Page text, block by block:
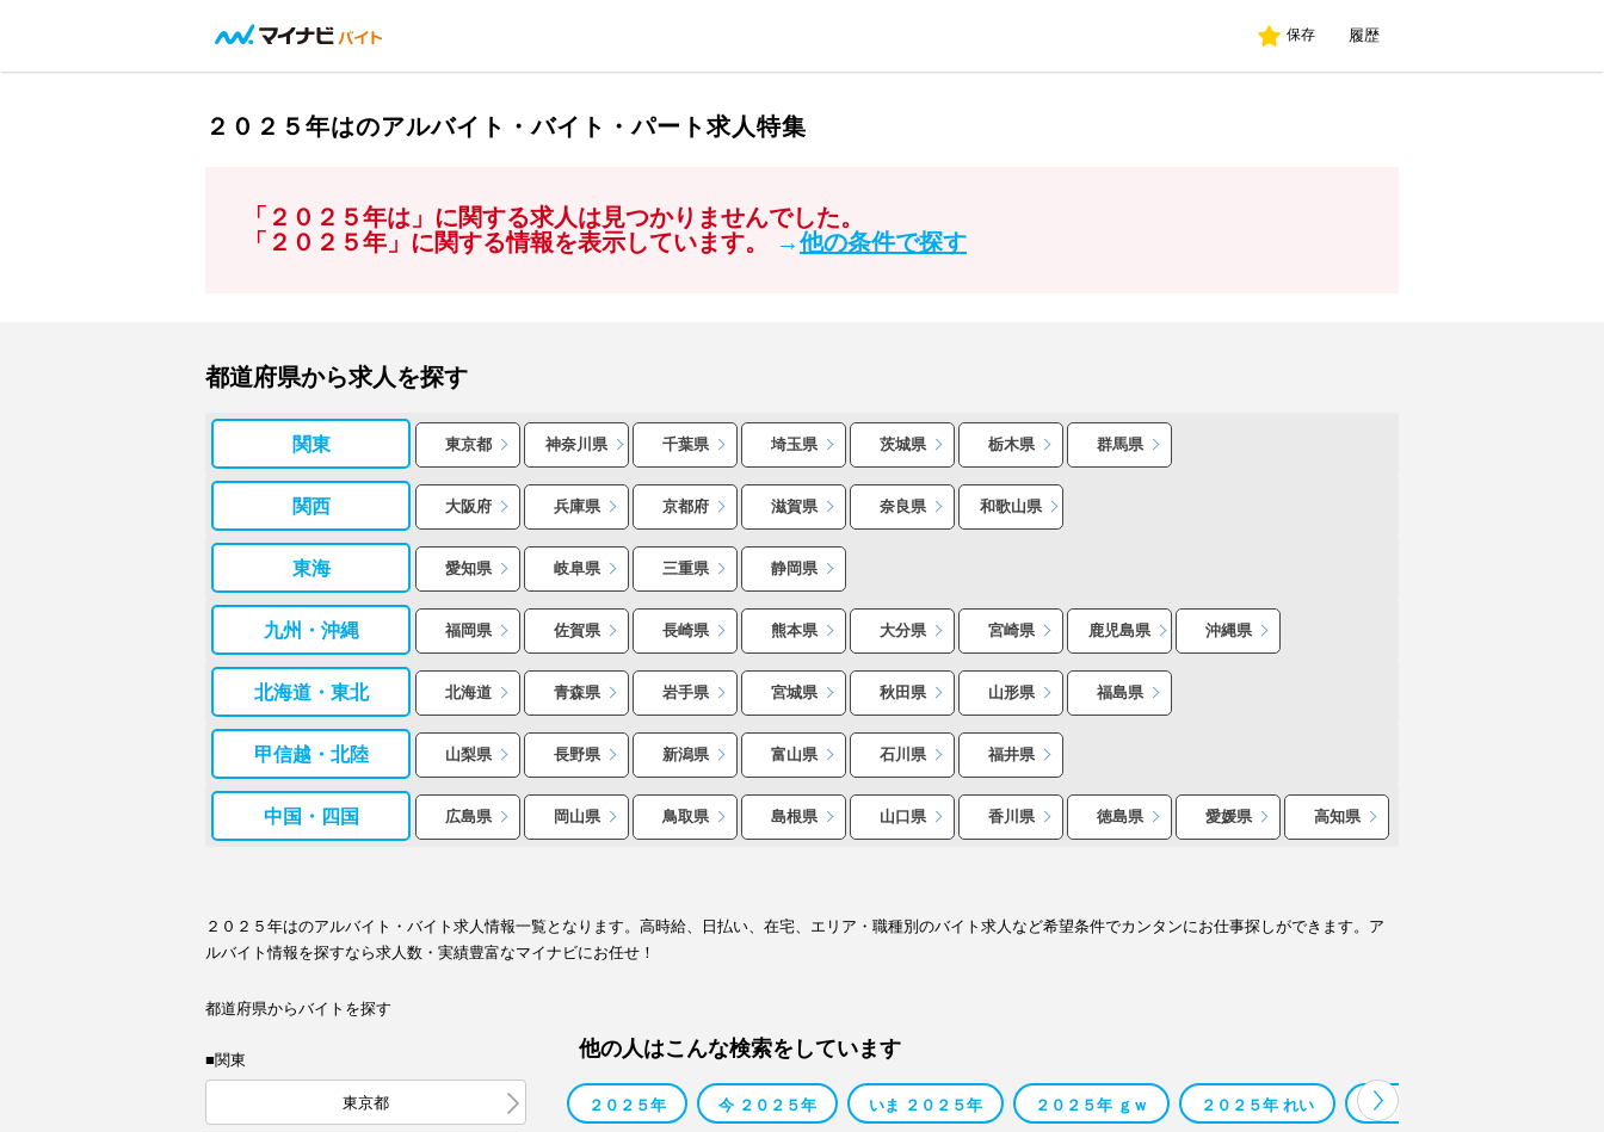
保存 履歴
２０２５年はのアルバイト・バイト・パート求人特集
「２０２５年は」に関する求人は見つかりませんでした。
「２０２５年」に関する情報を表示しています。
→他の条件で探す
都道府県から求人を探す
関東 東京都 神奈川県 千葉県 埼玉県 茨城県 栃木県 群馬県
関西 大阪府 兵庫県 京都府 滋賀県 奈良県 和歌山県
東海 愛知県 岐阜県 三重県 静岡県
九州・沖縄 福岡県 佐賀県 長崎県 熊本県 大分県 宮崎県 鹿児島県 沖縄県
北海道・東北 北海道 青森県 岩手県 宮城県 秋田県 山形県 福島県
甲信越・北陸 山梨県 長野県 新潟県 富山県 石川県 福井県
中国・四国 広島県 岡山県 鳥取県 島根県 山口県 香川県 徳島県 愛媛県 高知県
２０２５年はのアルバイト・バイト求人情報一覧となります。高時給、日払い、在宅、エリア・職種別のバイト求人など希望条件でカンタンにお仕事探しができます。ア
ルバイト情報を探すなら求人数・実績豊富なマイナビにお任せ！
都道府県からバイトを探す
■関東
東京都
他の人はこんな検索をしています
２０２５年 今 ２０２５年 いま ２０２５年 ２０２５年 ｇｗ ２０２５年 れい ２０２５年 令和